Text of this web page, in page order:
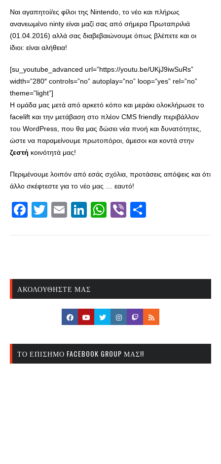
Ναι αγαπητοί/ες φίλοι της Nintendo, το νέο και πλήρως
ανανεωμένο ninty είναι μαζί σας από σήμερα Πρωταπριλιά
(01.04.2016) αλλά σας διαβεβαιώνουμε όπως βλέπετε και οι
ίδιοι: είναι αλήθεια!
[su_youtube_advanced url=”https://youtu.be/UKjJ9iwSuRs”
width=”280″ controls=”no” autoplay=”no” loop=”yes” rel=”no”
theme=”light”]
Η ομάδα μας μετά από αρκετό κόπο και μεράκι ολοκλήρωσε το
facelift και την μετάβαση στο πλέον CMS friendly περιβάλλον
του WordPress, που θα μας δώσει νέα πνοή και δυνατότητες,
ώστε να παραμείνουμε πρωτοπόροι, άμεσοι και κοντά στην
ζεστή κοινότητά μας!
Περιμένουμε λοιπόν από εσάς σχόλια, προτάσεις απόψεις και ότι
άλλο σκέφτεστε για το νέο μας … εαυτό!
Facebook
Twitter
EmailLinkedIn
WhatsApp
Viber
ΑΚΟΛΟΥΘΉΣΤΕ ΜΑΣ
ΤΟ ΕΠΊΣΗΜΟ FACEBOOK GROUP ΜΑΣ!!